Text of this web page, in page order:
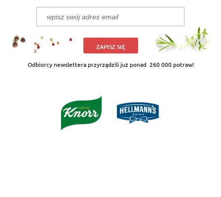
ZAPISZ SIĘ
Odbiorcy newslettera przyrządzili już ponad 260 000 potraw!